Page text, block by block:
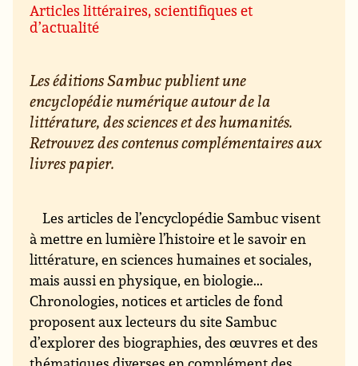
Articles littéraires, scientifiques et
d’actualité
Les éditions Sambuc publient une
encyclopédie numérique autour de la
littérature, des sciences et des humanités.
Retrouvez des contenus complémentaires aux
livres papier.
Les articles de l’encyclopédie Sambuc visent
à mettre en lumière l’histoire et le savoir en
littérature, en sciences humaines et sociales,
mais aussi en physique, en biologie...
Chronologies, notices et articles de fond
proposent aux lecteurs du site Sambuc
d’explorer des biographies, des œuvres et des